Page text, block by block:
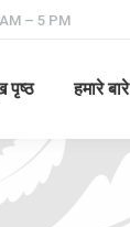
– 5 PM
पृष्ठ हमारे बारे